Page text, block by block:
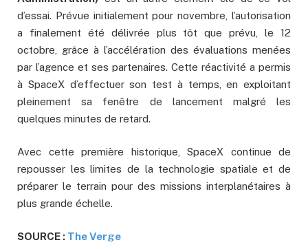
d’essai. Prévue initialement pour novembre, l’autorisation
a finalement été délivrée plus tôt que prévu, le 12
octobre, grâce à l’accélération des évaluations menées
par l’agence et ses partenaires. Cette réactivité a permis
à SpaceX d’effectuer son test à temps, en exploitant
pleinement sa fenêtre de lancement malgré les
quelques minutes de retard.
Avec cette première historique, SpaceX continue de
repousser les limites de la technologie spatiale et de
préparer le terrain pour des missions interplanétaires à
plus grande échelle.
SOURCE : The Verge